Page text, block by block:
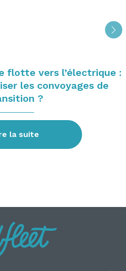
flotte vers l’électrique :
les convoyages de
?
la suite